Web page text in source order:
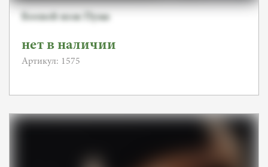
Боевой нож Пума
нет в наличии
Артикул: 1575